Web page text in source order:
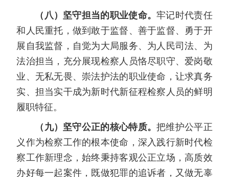
（八）坚守担当的职业使命。牢记时代责任
和人民重托，做到敢于监督、善于监督、勇于开
展自我监督，自觉为大局服务、为人民司法、为
法治担当，充分展现检察人员恪尽职守、爱岗敬
业、无私无畏、崇法护法的职业使命，让求真务
实、担当实干成为新时代新征程检察人员的鲜明
履职特征。
（九）坚守公正的核心特质。把维护公平正
义作为检察工作的根本使命，深入践行新时代检
察工作新理念，始终秉持客观公正立场，高质效
办好每一起案件，既做犯罪的追诉者，又做无辜